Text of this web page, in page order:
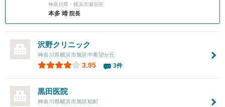
神奈川県・横浜市瀬谷区
本多 靖 院長
沢野クリニック
神奈川県横浜市旭区中希望が丘
3.95 3件
黒田医院
神奈川県横浜市旭区柏町